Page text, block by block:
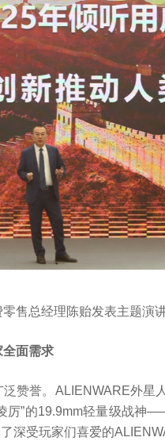
售总经理陈贻发表主题演
全面需求
赞誉。ALIENWARE外星
厉”的19.9mm轻量级战神
深受玩家们喜爱的
定AI长赛道
1.25W
“任务助手”的重要
刘平均：
访谈 1 年
6月12日，
架构技术